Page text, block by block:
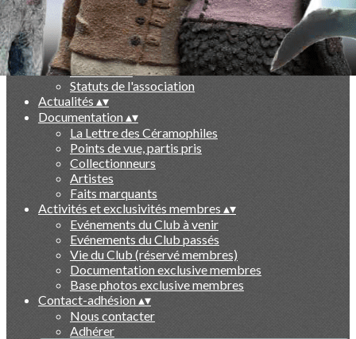
-
Qui sommes nous ?▴▾
Présentation
Le livre des 10 ans
Partenaires
Statuts de l'association
Actualités ▴▾
Documentation▴▾
La Lettre des Céramophiles
Points de vue, partis pris
Collectionneurs
Artistes
Faits marquants
Activités et exclusivités membres ▴▾
Evénements du Club à venir
Evénements du Club passés
Vie du Club (réservé membres)
Documentation exclusive membres
Base photos exclusive membres
Contact-adhésion▴▾
Nous contacter
Adhérer